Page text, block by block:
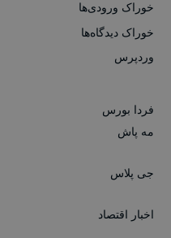
خوراک ورودی‌ها
خوراک دیدگاه‌ها
وردپرس
فردا بورس
مه پاش
جی پلاس
اخبار اقتصاد